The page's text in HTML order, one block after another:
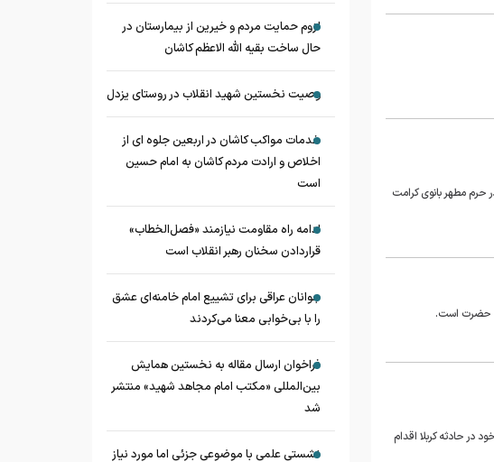
و خواهران در حرم مطهر بانوی کرامت
آن حضرت است.
حادثه کربلا اقدام
لزوم حمایت مردم و خیرین از بیمارستان در
حال ساخت بقیه الله الاعظم کاشان
وصیت نخستین شهید انقلاب در روستای یزدل
خدمات مواکب کاشان در اربعین جلوه ای از
اخلاص و ارادت مردم کاشان به امام حسین
است
ادامه راه مقاومت نیازمند «فصل‌الخطاب»
قراردادن سخنان رهبر انقلاب است
جوانان عراقی برای تشییع امام خامنه‌ای عشق
را با بی‌خوابی معنا می‌کردند
فراخوان ارسال مقاله به نخستین همایش
بین‌المللی «مکتب امام مجاهد شهید» منتشر
شد
نشستی علمی با موضوعی جزئی اما مورد نیاز